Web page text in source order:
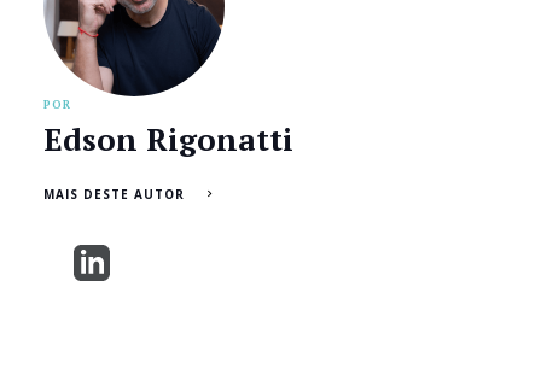
POR
Edson Rigonatti
MAIS DESTE AUTOR